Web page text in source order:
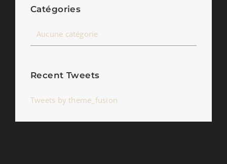
Catégories
Aucune catégorie
Recent Tweets
Tweets by theme_fusion